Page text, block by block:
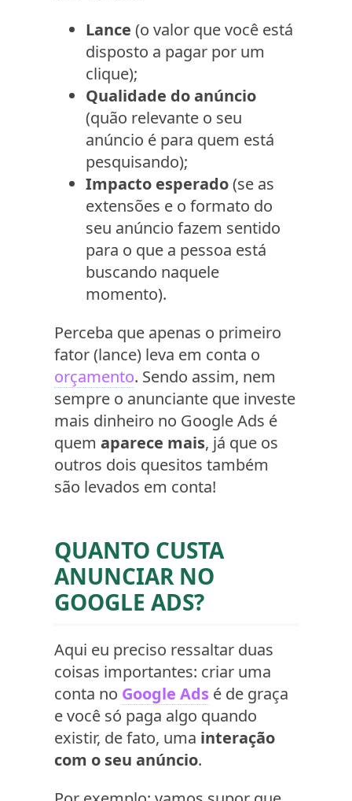
Lance (o valor que você está
disposto a pagar por um
clique);
Qualidade do anúncio
(quão relevante o seu
anúncio é para quem está
pesquisando);
Impacto esperado(se as
extensões e o formato do
seu anúncio fazem sentido
para o que a pessoa está
buscando naquele
momento).
Perceba que apenas o primeiro
fator (lance) leva em conta o
orçamento. Sendo assim, nem
sempre o anunciante que investe
mais dinheiro no Google Ads é
quem aparece mais, já que os
outros dois quesitos também
são levados em conta!
QUANTO CUSTA
ANUNCIAR NO
GOOGLE ADS?
Aqui eu preciso ressaltar duas
coisas importantes: criar uma
conta no Google Ads é de graça
e você só paga algo quando
existir, de fato, uma interação
com o seu anúncio.